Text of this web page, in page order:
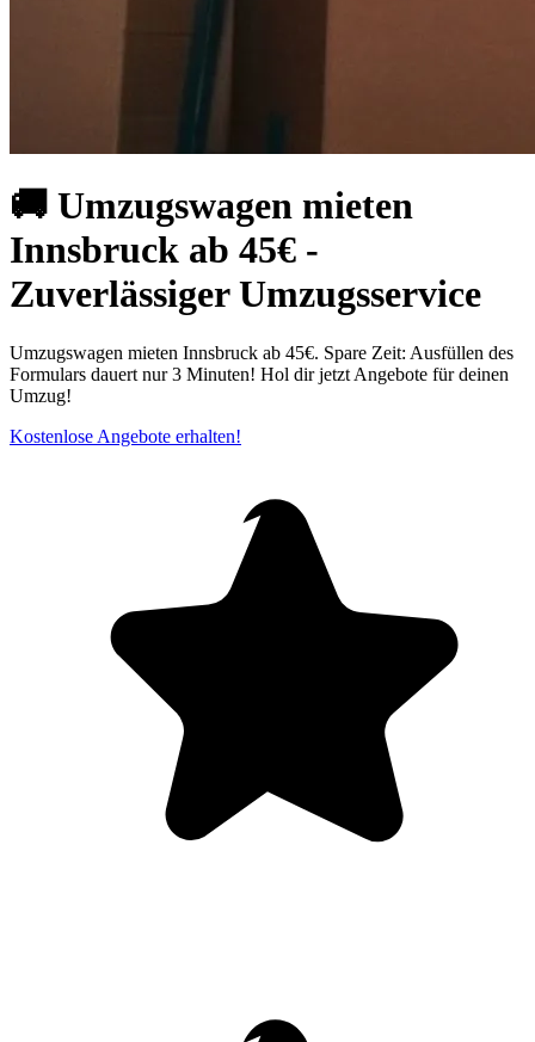
🚚 Umzugswagen mieten
Innsbruck ab 45€ -
Zuverlässiger Umzugsservice
Umzugswagen mieten Innsbruck ab 45€. Spare Zeit: Ausfüllen des
Formulars dauert nur 3 Minuten! Hol dir jetzt Angebote für deinen
Umzug!
Kostenlose Angebote erhalten!